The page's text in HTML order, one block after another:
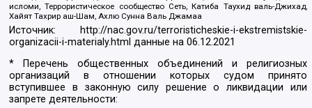
исломи, Террористическое сообщество Сеть, Катиба Таухид валь-Джихад,
Хайят Тахрир аш-Шам, Ахлю Сунна Валь Джамаа
Источник:
http://nac.gov.ru/terroristicheskie-i-ekstremistskie-
organizacii-i-materialy.html данные на06.12.2021
* Перечень общественных объединений и религиозных
организаций в отношении которых судом принято
вступившее в законную силу решение о ликвидации или
запрете деятельности: